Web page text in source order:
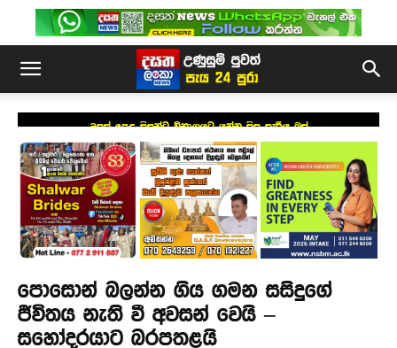
උසස් පෙළ සිසුන්ට විභාගයට යන්න සිසු සැරිය බස්
පොසොන් බලන්න ගිය ගමන සසිදුගේ
ජීවිතය නැති වී අවසන් වෙයි –
සහෝදරයාට බරපතළයි